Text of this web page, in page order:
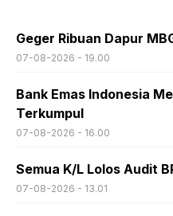
Geger Ribuan Dapur
07-08-2026 - 19.00
Bank Emas Indonesia
Terkumpul
07-08-2026 - 16.00
Semua K/L Lolos Audit
07-08-2026 - 13.01